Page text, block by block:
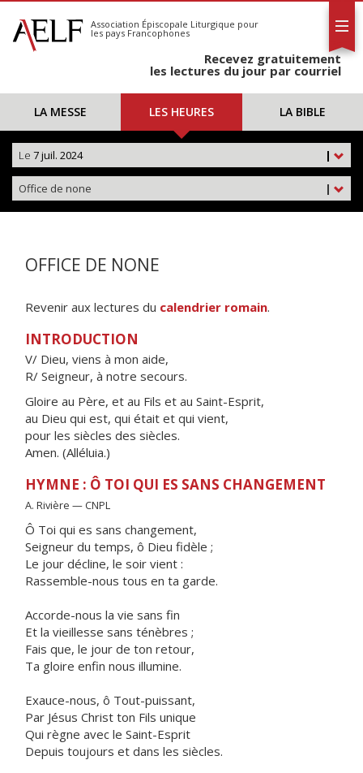
S'abonner
Calendrier
Association Épiscopale Liturgique pour
les pays Francophones
Recevez gratuitement
les lectures du jour par courriel
LA MESSE LES HEURES LA BIBLE
|
Le 7 juil. 2024
|
Office de none
OFFICE DE NONE
Revenir aux lectures du calendrier romain.
INTRODUCTION
V/ Dieu, viens à mon aide,
R/ Seigneur, à notre secours.
Gloire au Père, et au Fils et au Saint-Esprit,
au Dieu qui est, qui était et qui vient,
pour les siècles des siècles.
Amen. (Alléluia.)
HYMNE : Ô TOI QUI ES SANS CHANGEMENT
A. Rivière — CNPL
Ô Toi qui es sans changement,
Seigneur du temps, ô Dieu fidèle ;
Le jour décline, le soir vient :
Rassemble-nous tous en ta garde.
Accorde-nous la vie sans fin
Et la vieillesse sans ténèbres ;
Fais que, le jour de ton retour,
Ta gloire enfin nous illumine.
Exauce-nous, ô Tout-puissant,
Par Jésus Christ ton Fils unique
Qui règne avec le Saint-Esprit
Depuis toujours et dans les siècles.